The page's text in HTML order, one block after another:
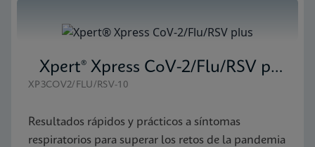
Xpert® Xpress CoV-2/Flu/RSV plus
XP3COV2/FLU/RSV-10
Resultados rápidos y prácticos a síntomas
respiratorios para superar los retos de la pandemia